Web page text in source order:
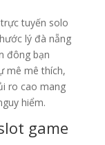
tuyến solo
lý đà nẵng
đông bạn
mê mê thích,
ro cao mang
hiểm.
game